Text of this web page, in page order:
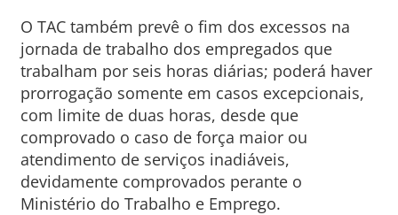
O TAC também prevê o fim dos excessos na
jornada de trabalho dos empregados que
trabalham por seis horas diárias; poderá haver
prorrogação somente em casos excepcionais,
com limite de duas horas, desde que
comprovado o caso de força maior ou
atendimento de serviços inadiáveis,
devidamente comprovados perante o
Ministério do Trabalho e Emprego.